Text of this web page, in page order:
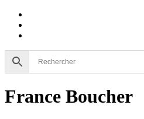
France Boucher